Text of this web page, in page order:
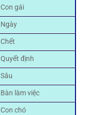
Con gái
Ngày
Chết
Quyết định
Sâu
Bàn làm việc
Con chó